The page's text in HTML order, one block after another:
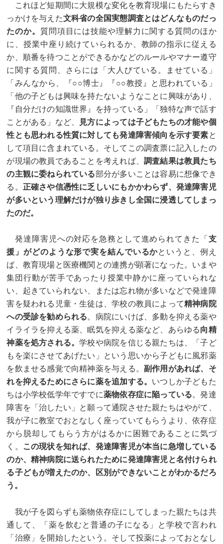
これほど短期間に大規模な変化を教育現場にもたらすき
っかけを与えた文科省の全国実態調査とはどんなものだっ
たのか。 質問項目には技能や理解力に関する質問のほか
に、授業中座り続けていられるか、教師の指示に従える
か、順番を待つことができるかなどのルールやマナー遵守
に関する質問、さらには「大人びている。ませている」
「みんなから、『○○博士』『○○教授』と思われている」
「他の子どもは興味を持たないようなことに興味があり、
『自分だけの知識世界』を持っている」「独特な声で話す
ことがある」など、
見方によっては子どもたちの才能や個
性とも思われる性質に対しても発達障害傾向を示す要素と
して項目に含まれている。そしてこの調査票に記入したの
が現場の教員であることを考えれば、 調査結果は教員たち
の主観に委ねられている部分が多いことは容易に想像でき
る。 正確さや信憑性に乏しいにもかかわらず、発達障害児
が多いという理解だけが独り歩きし全国に浸透してしまっ
たのだ。
発達障害児への対応を急務として進められてきた「 支
援」がどのような形で実を結んでいるかというと、例え
ば、教育現場と医療機関との連携が顕著になった。いまや
集団行動が苦手であったり授業中静かに座っていられな
い、起きていられない、または忘れ物が多いなどで発達障
害を疑われる児童・生徒は、学校の教員によって精神病院
への受診を勧められる。病院にいけば、多動を抑える薬や
イライラを抑える薬、眠気を抑える薬など、あらゆる向精
神薬を処方される。学校や病院を信じる親たちは、「子ど
もを楽にさせてあげたい」という思いから子どもに風邪薬
を飲ませる感覚で向精神薬を与える。 副作用があれば、そ
れを抑えるためにさらに薬を追加する。 いつしか子どもた
ちは小学校低学年ですでに薬物依存症に陥っている。発達
障害を「治したい」と願って通院させた親たちはやがて、
我が子に教室でおとなしく座っていてもらうより、依存症
から脱却してもらう方がはるかに困難であることに気づ
く。
この現状を知れば、発達障害児が本当に急増している
のか、精神病院に送られたために発達障害児と名付けられ
る子どもが増えたのか、区別ができないことがわかるだろ
う。
我が子を図らずも薬物依存症にしてしまった親たちは共
通して、「薬を飲むと普通の子になる」と学校で言われ
「治療」を開始したという。そして投薬によっておとなし